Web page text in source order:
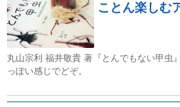
ことん楽しむ
丸山宗利 福井敬貴 著『とんでもない甲虫
っぽい感じでどぞ。